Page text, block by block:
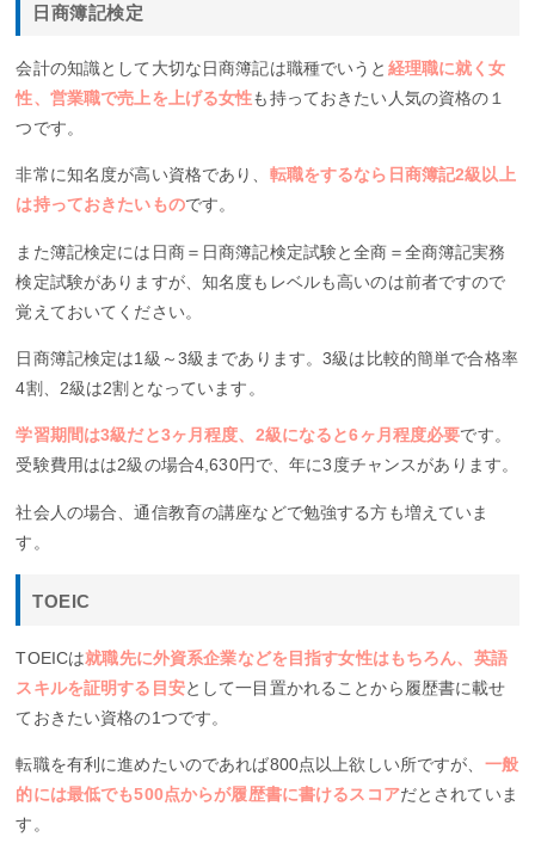
日商簿記検定
会計の知識として大切な日商簿記は職種でいうと 経理職に就く女
性、営業職で売上を上げる女性も持っておきたい人気の資格の１
つです。
非常に知名度が高い資格であり、 転職をするなら日商簿記2級以上
は持っておきたいものです。
また簿記検定には日商＝日商簿記検定試験と全商＝全商簿記実務
検定試験がありますが、知名度もレベルも高いのは前者ですので
覚えておいてください。
日商簿記検定は1級～3級まであります。3級は比較的簡単で合格率
4割、2級は2割となっています。
学習期間は3級だと3ヶ月程度、2級になると6ヶ月程度必要です。
受験費用はは2級の場合4,630円で、年に3度チャンスがあります。
社会人の場合、通信教育の講座などで勉強する方も増えていま
す。
TOEIC
TOEICは就職先に外資系企業などを目指す女性はもちろん、英語
スキルを証明する目安として一目置かれることから履歴書に載せ
ておきたい資格の1つです。
転職を有利に進めたいのであれば800点以上欲しい所ですが、 一般
的には最低でも500点からが履歴書に書けるスコアだとされていま
す。